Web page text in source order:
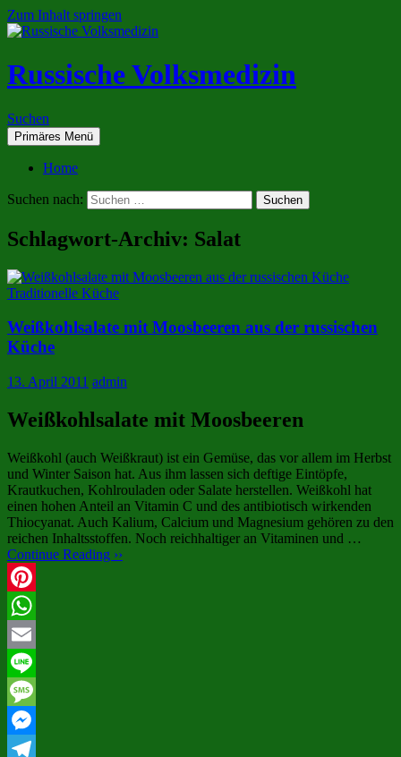
Zum Inhalt springen
Russische Volksmedizin
Suchen
Primäres Menü
Home
Suchen nach:
Schlagwort-Archiv: Salat
Traditionelle Küche
Weißkohlsalate mit Moosbeeren aus der russischen
Küche
13. April 2011 admin
Weißkohlsalate mit Moosbeeren
Weißkohl (auch Weißkraut) ist ein Gemüse, das vor allem im Herbst
und Winter Saison hat. Aus ihm lassen sich deftige Eintöpfe,
Krautkuchen, Kohlrouladen oder Salate herstellen. Weißkohl hat
einen hohen Anteil an Vitamin C und des antibiotisch wirkenden
Thiocyanat. Auch Kalium, Calcium und Magnesium gehören zu den
reichen Inhaltsstoffen. Noch reichhaltiger an Vitaminen und …
Continue Reading ››
Pinterest
WhatsApp
Email
Line
Message
Messenger